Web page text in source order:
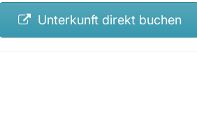
Unterkunft direkt buchen